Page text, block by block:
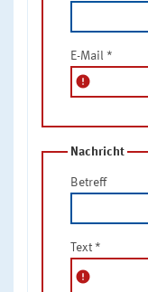
E-Mail *
error
Nachricht
Betreff
Text *
error